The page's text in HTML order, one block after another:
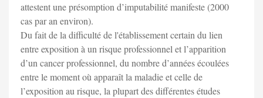
attestent une présomption d’imputabilité manifeste (2000
cas par an environ).
Du fait de la difficulté de l'établissement certain du lien
entre exposition à un risque professionnel et l’apparition
d’un cancer professionnel, du nombre d’années écoulées
entre le moment où apparaît la maladie et celle de
l’exposition au risque, la plupart des différentes études